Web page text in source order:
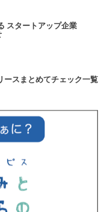
スタートアップ企業
ースまとめてチェック一覧